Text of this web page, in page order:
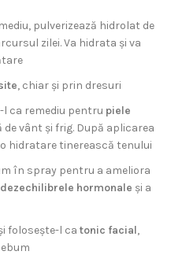
pulverizează hidrolat de
zilei. Va hidrata și va
, chiar și prin dresuri
l ca remediu pentru piele
vânt și frig. După aplicarea
hidratare tinerească tenului
în spray pentru a ameliora
dezechilibrele hormonale și a
folosește-l ca tonic facial,